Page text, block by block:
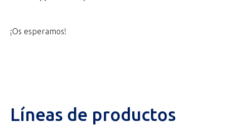
¡Os esperamos!
Líneas de productos